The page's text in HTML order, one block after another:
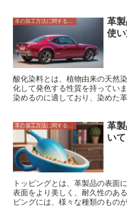
革
使
酸化染料とは、植物由来の天然
化して発色する性質を持ってい
染めるのに適しており、染めた
おくと、染料がより染み込みや
に塗布し、しばらく放置してから水で洗
様々な色合いを表現することが
の染料と混ぜ合わせたりするこ
できます。また、染めた革を日
濃く発色させたりすることもできます。 酸化染料は、
に適していますが、特にヌメ革
革は、タンニンを多く含む革で
い色合いを楽しむことができま
革
いて
トッピングとは、革製品の表面
表面をより美しく、耐久性のあ
ピングには、様々な種類のもの